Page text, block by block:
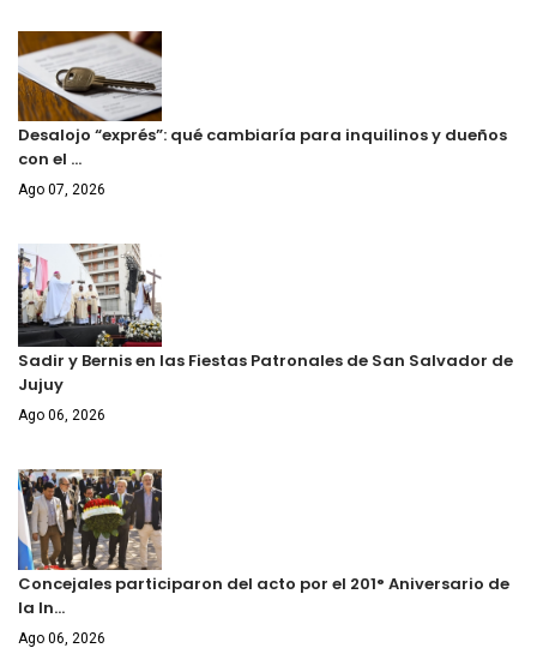
Desalojo “exprés”: qué cambiaría para inquilinos y dueños
con el …
Ago 07, 2026
Sadir y Bernis en las Fiestas Patronales de San Salvador de
Jujuy
Ago 06, 2026
Concejales participaron del acto por el 201° Aniversario de
la In…
Ago 06, 2026